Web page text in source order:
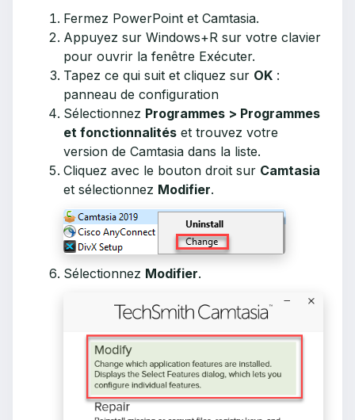
Fermez PowerPoint et Camtasia.
Appuyez sur Windows+R sur votre clavier
pour ouvrir la fenêtre Exécuter.
Tapez ce qui suit et cliquez sur OK :
panneau de configuration
Sélectionnez Programmes > Programmes
et fonctionnalités et trouvez votre
version de Camtasia dans la liste.
Cliquez avec le bouton droit sur Camtasia
et sélectionnez Modifier.
Sélectionnez Modifier.